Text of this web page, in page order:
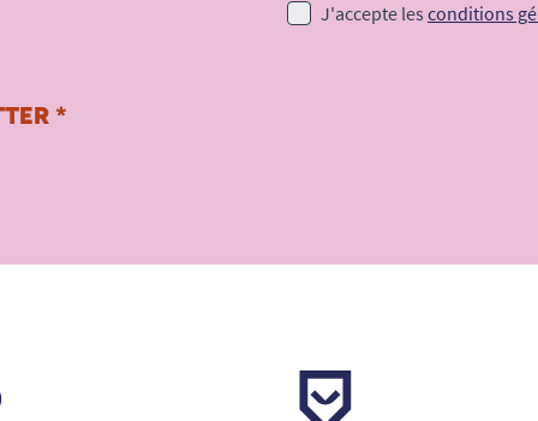
*
J'accepte les conditions